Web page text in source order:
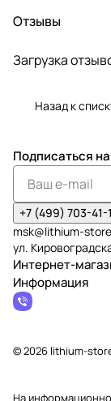
Отзывы
Загрузка
Назад к
Подписаться
+7 (499) 703-41-
msk@lithium-
ул.
Интернет-
Информация
© 2026 lithium-
На